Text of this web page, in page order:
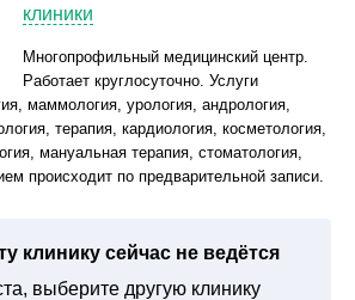
клиники
Многопрофильный медицинский центр.
Работает круглосуточно. Услуги
маммология, урология, андрология,
терапия, кардиология, косметология,
мануальная терапия, стоматология,
происходит по предварительной записи.
клинику сейчас не ведётся
выберите другую клинику